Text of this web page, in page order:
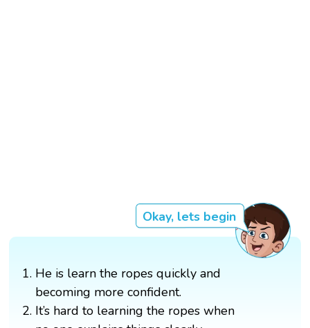
Okay, lets begin
He is learn the ropes quickly and
becoming more confident.
It’s hard to learning the ropes when